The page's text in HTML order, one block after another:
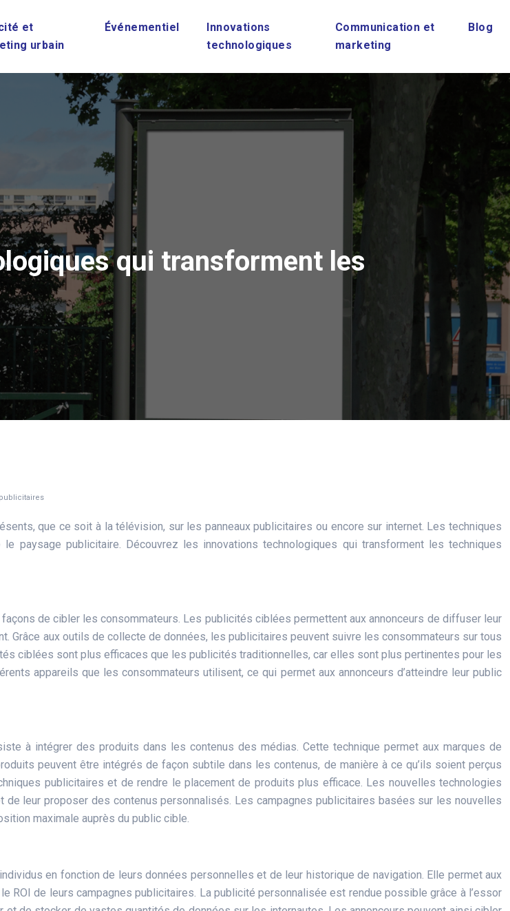
et
urbain
Événementiel
Innovations
technologiques
Communication et
marketing
Blog
qui transforment les
que ce soit à la télévision, sur les panneaux publicitaires ou encore sur internet. Les techniques
paysage publicitaire. Découvrez les innovations technologiques qui transforment les techniques
de cibler les consommateurs. Les publicités ciblées permettent aux annonceurs de diffuser leur
Grâce aux outils de collecte de données, les publicitaires peuvent suivre les consommateurs sur tous
ciblées sont plus efficaces que les publicités traditionnelles, car elles sont plus pertinentes pour les
appareils que les consommateurs utilisent, ce qui permet aux annonceurs d’atteindre leur public
à intégrer des produits dans les contenus des médias. Cette technique permet aux marques de
peuvent être intégrés de façon subtile dans les contenus, de manière à ce qu’ils soient perçus
publicitaires et de rendre le placement de produits plus efficace. Les nouvelles technologies
leur proposer des contenus personnalisés. Les campagnes publicitaires basées sur les nouvelles
maximale auprès du public cible.
en fonction de leurs données personnelles et de leur historique de navigation. Elle permet aux
ROI de leurs campagnes publicitaires. La publicité personnalisée est rendue possible grâce à l’essor